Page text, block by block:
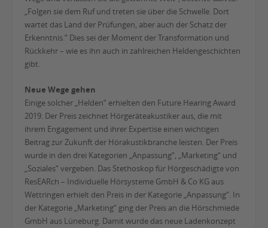
„Folgen sie dem Ruf und treten sie über die Schwelle. Dort
wartet das Land der Prüfungen, aber auch der Schatz der
Erkenntnis.“ Dies sei der Moment der Transformation und
Rückkehr – wie es ihn auch in zahlreichen Heldengeschichten
gibt.
Neue Wege gehen
Einige solcher „Helden“ erhielten den Future Hearing Award
2019. Der Preis zeichnet Hörgeräteakustiker aus, die mit
ihrem Engagement und ihrer Expertise einen wichtigen
Beitrag zur Zukunft der Hörakustikbranche leisten. Der Preis
wurde in den drei Kategorien „Anpassung“, „Marketing“ und
„Soziales“ vergeben. Das Stethoskop für Hörgeschädigte von
ResEARch – Individuelle Hörsysteme GmbH & Co KG aus
Wettringen erhielt den Preis in der Kategorie „Anpassung“. In
der Kategorie „Marketing“ ging der Preis an die Hörschmiede
GmbH aus Lüneburg. Damit wurde das neue Ladenkonzept